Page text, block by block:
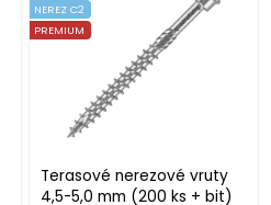
Terasové nerezové vruty
4,5-5,0 mm (200 ks + bit)
NEREZ C2
PREMIUM